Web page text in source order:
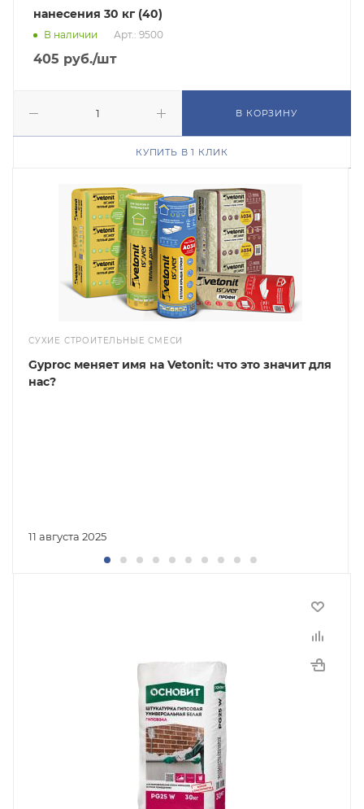
нанесения 30 кг (40)
В наличии Арт.: 9500
405 руб./шт
В КОРЗИНУ
КУПИТЬ В 1 КЛИК
СУХИЕ СТРОИТЕЛЬНЫЕ СМЕСИ
11 августа 2025
Gyproc меняет имя на Vetonit: что это значит для
нас?